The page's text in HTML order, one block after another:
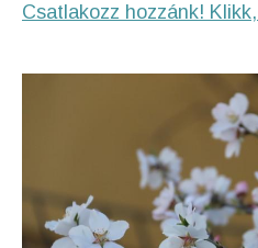
Csatlakozz hozzánk!